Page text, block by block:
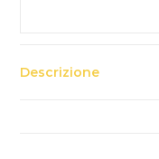
Descrizione